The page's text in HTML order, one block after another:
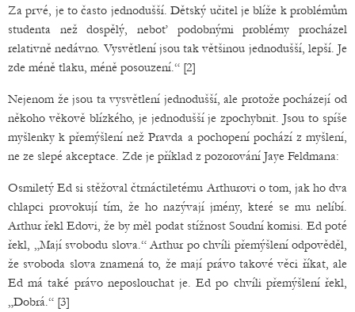
Za prvé, je to často jednodušší. Dětský učitel je blíže k problémům
studenta než dospělý, neboť podobnými problémy procházel
relativně nedávno. Vysvětlení jsou tak většinou jednodušší, lepší. Je
zde méně tlaku, méně posouzení.“ [2]
Nejenom že jsou ta vysvětlení jednodušší, ale protože pocházejí od
někoho věkově blízkého, je jednodušší je zpochybnit. Jsou to spíše
myšlenky k přemýšlení než Pravda a pochopení pochází z myšlení,
ne ze slepé akceptace. Zde je příklad z pozorování Jaye Feldmana:
Osmiletý Ed si stěžoval čtrnáctiletému Arthurovi o tom, jak ho dva
chlapci provokují tím, že ho nazývají jmény, které se mu nelíbí.
Arthur řekl Edovi, že by měl podat stížnost Soudní komisi. Ed poté
řekl, „Mají svobodu slova.“ Arthur po chvíli přemýšlení odpověděl,
že svoboda slova znamená to, že mají právo takové věci říkat, ale
Ed má také právo neposlouchat je. Ed po chvíli přemýšlení řekl,
„Dobrá.“ [3]